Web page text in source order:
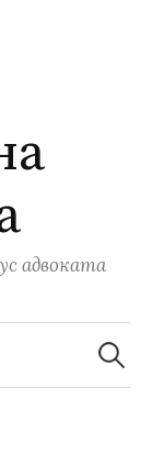
адвоката
Найти: